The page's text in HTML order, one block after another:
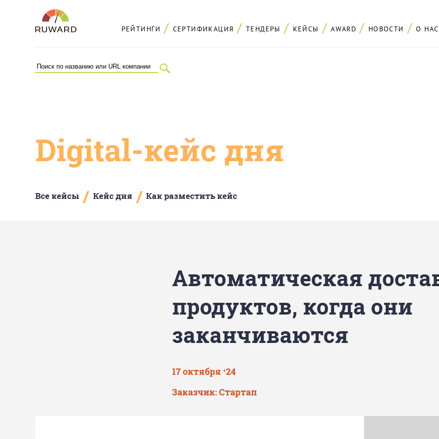
РЕЙТИНГИ СЕРТИФИКАЦИЯ ТЕНДЕРЫ КЕЙСЫ AWARD НОВОСТИ О НАС
Digital-кейс дня
Все кейсы / Кейс дня / Как разместить кейс
Автоматическая
продуктов, когда они
заканчиваются
17 октября ‘24
Заказчик: Стартап